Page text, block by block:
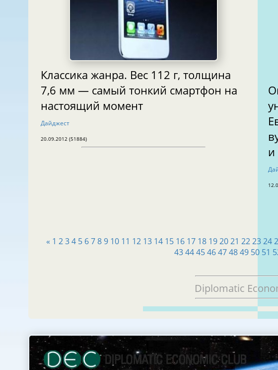
Классика жанра. Вес 112 г, толщина
7,6 мм — самый тонкий смартфон на
настоящий момент
Дайджест
20.09.2012 (51884)
« 1 234 5 6789 10 11 12 13 14 15 16 17 18 192021 222324
43444546474849 50 51
Diplomatic